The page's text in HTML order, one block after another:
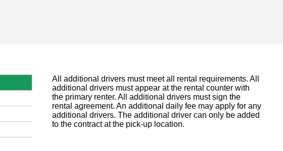
All additional drivers must meet all rental requirements. All
additional drivers must appear at the rental counter with
the primary renter. All additional drivers must sign the
rental agreement. An additional daily fee may apply for any
additional drivers. The additional driver can only be added
to the contract at the pick-up location.